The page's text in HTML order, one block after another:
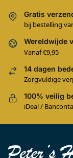
Gratis
bij bestelling
Wereldwijde
Vanaf €9,95
14 dagen
Zorgvuldige
100% veilig
iDeal /